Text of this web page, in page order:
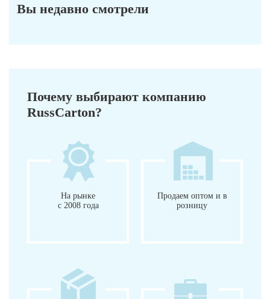
Вы недавно смотрели
Почему выбирают компанию
RussCarton?
На рынке
с 2008 года
Продаем оптом и в
розницу